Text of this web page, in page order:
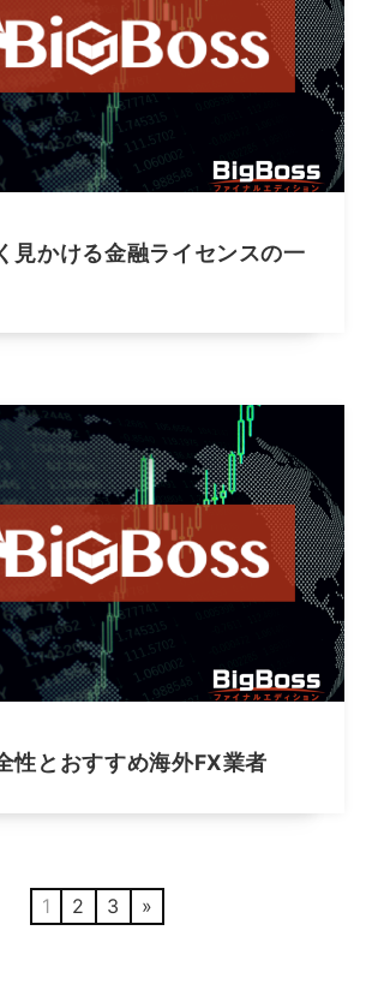
見かける金融ライセンスの一
性とおすすめ海外FX業者
1 2 3 »